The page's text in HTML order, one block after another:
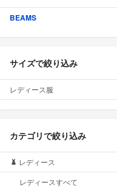
BEAMS
サイズで絞り込み
レディース服
カテゴリで絞り込み
レディース
レディースすべて